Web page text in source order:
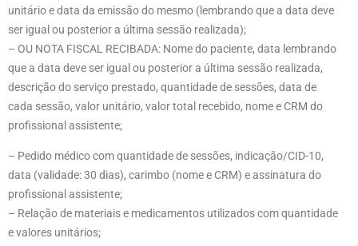
unitário e data da emissão do mesmo (lembrando que a data deve
ser igual ou posterior a última sessão realizada);
– OU NOTA FISCAL RECIBADA: Nome do paciente, data lembrando
que a data deve ser igual ou posterior a última sessão realizada,
descrição do serviço prestado, quantidade de sessões, data de
cada sessão, valor unitário, valor total recebido, nome e CRM do
profissional assistente;
– Pedido médico com quantidade de sessões, indicação/CID-10,
data (validade: 30 dias), carimbo (nome e CRM) e assinatura do
profissional assistente;
– Relação de materiais e medicamentos utilizados com quantidade
e valores unitários;